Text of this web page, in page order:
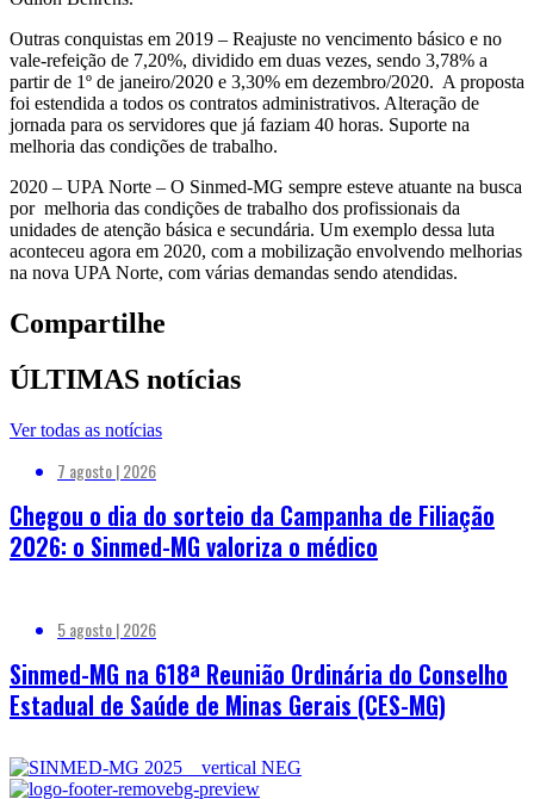
Outras conquistas em 2019 – Reajuste no vencimento básico e no
vale-refeição de 7,20%, dividido em duas vezes, sendo 3,78% a
partir de 1º de janeiro/2020 e 3,30% em dezembro/2020. A proposta
foi estendida a todos os contratos administrativos. Alteração de
jornada para os servidores que já faziam 40 horas. Suporte na
melhoria das condições de trabalho.
2020 – UPA Norte – O Sinmed-MG sempre esteve atuante na busca
por melhoria das condições de trabalho dos profissionais da
unidades de atenção básica e secundária. Um exemplo dessa luta
aconteceu agora em 2020, com a mobilização envolvendo melhorias
na nova UPA Norte, com várias demandas sendo atendidas.
Compartilhe
ÚLTIMAS notícias
Ver todas as notícias
7 agosto | 2026
Chegou o dia do sorteio da Campanha de Filiação
2026: o Sinmed-MG valoriza o médico
5 agosto | 2026
Sinmed-MG na 618ª Reunião Ordinária do Conselho
Estadual de Saúde de Minas Gerais (CES-MG)